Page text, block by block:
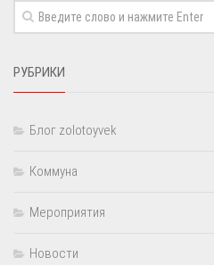
РУБРИКИ
Блог zolotoyvek
Коммуна
Мероприятия
Новости